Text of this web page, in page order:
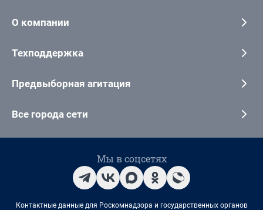
О компании
Техподдержка
Предвыборная агитация
Все города сети
Мы в соцсетях
Контактные данные для Роскомнадзора и государственных органов